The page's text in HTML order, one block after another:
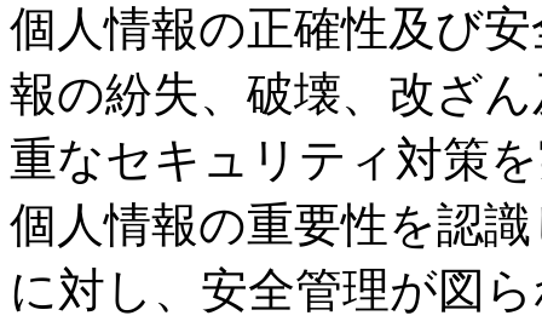
個人情報の正確性及び
報の紛失、破壊、改ざ
重なセキュリティ対策
個人情報の重要性を認
に対し、安全管理が図